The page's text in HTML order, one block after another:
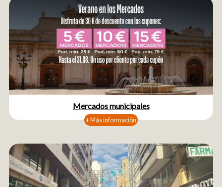
Mercados municipales
+ Más información